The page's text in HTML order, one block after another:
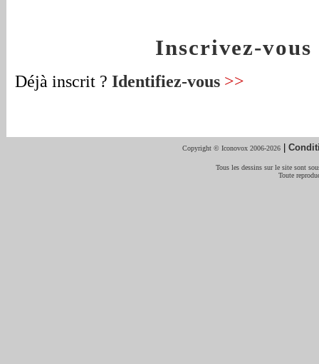
Inscrivez-vous
Déjà inscrit ? Identifiez-vous >>
Copyright © Iconovox 2006-2026 |
Tous les dessins sur le site sont
Toute